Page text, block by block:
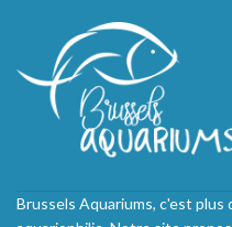
Brussels Aquariums, c'est plus